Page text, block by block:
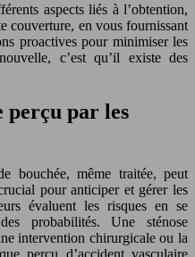
aspects liés à l’obtention,
couverture, en vous fournissant
proactives pour minimiser les
c’est qu’il existe des
perçu par les
bouchée, même traitée, peut
pour anticiper et gérer les
évaluent les risques en se
probabilités. Une sténose
intervention chirurgicale ou la
perçu d’accident vasculaire